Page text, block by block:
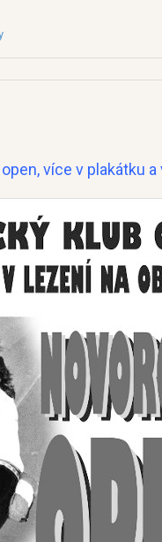
více v plakátku